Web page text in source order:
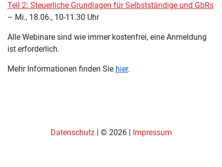
Teil 2: Steuerliche Grundlagen für Selbstständige und GbRs
– Mi., 18.06., 10-11.30 Uhr
Alle Webinare sind wie immer kostenfrei, eine Anmeldung
ist erforderlich.
Mehr Informationen finden Sie hier.
Datenschutz | © 2026 | Impressum